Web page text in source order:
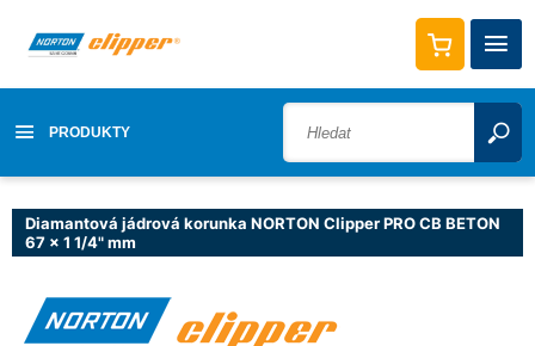
PRODUKTY
Diamantová jádrová korunka NORTON Clipper PRO CB BETON
67 x 1 1/4" mm